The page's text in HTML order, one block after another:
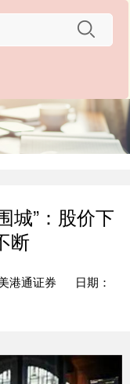
城”：股价下
断
港通证券
日期：